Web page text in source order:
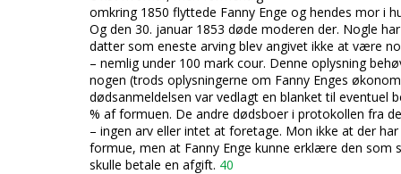
omkring 1850 flyttede Fanny Enge og hendes mor i
Og den 30. januar 1853 døde moderen der. Nogle
datter som eneste arving blev angivet ikke at være
– nemlig under 100 mark cour. Denne oplysning
nogen (trods oplysningerne om Fanny Enges
dødsanmeldelsen var vedlagt en blanket til eventuel
% af formuen. De andre dødsboer i protokollen fra
– ingen arv eller intet at foretage. Mon ikke at der
formue, men at Fanny Enge kunne erklære den som
skulle betale en afgift. 40